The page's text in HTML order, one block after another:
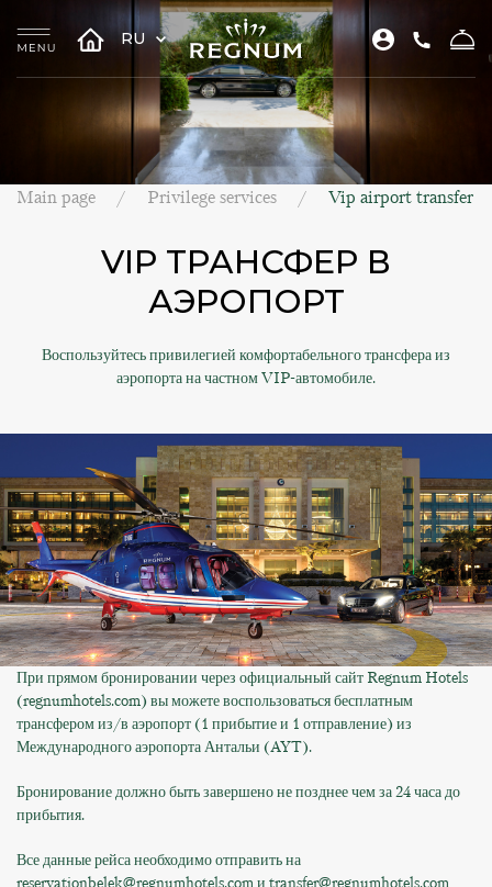
RU
Main page Privilege services Vip airport transfer
VIP ТРАНСФЕР В
АЭРОПОРТ
Воспользуйтесь привилегией комфортабельного трансфера из
аэропорта на частном VIP-автомобиле.
При прямом бронировании через официальный сайт Regnum Hotels
(regnumhotels.com) вы можете воспользоваться бесплатным
трансфером из/в аэропорт (1 прибытие и 1 отправление) из
Международного аэропорта Антальи (AYT).
Бронирование должно быть завершено не позднее чем за 24 часа до
прибытия.
Все данные рейса необходимо отправить на
reservationbelek@regnumhotels.com и transfer@regnumhotels.com